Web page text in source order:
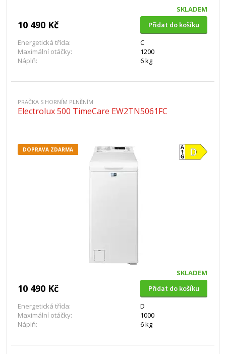
SKLADEM
10 490 Kč
Přidat do košíku
Energetická třída:
C
Maximální otáčky:
1200
Náplň:
6 kg
PRAČKA S HORNÍM PLNĚNÍM
Electrolux 500 TimeCare EW2TN5061FC
DOPRAVA ZDARMA
SKLADEM
10 490 Kč
Přidat do košíku
Energetická třída:
D
Maximální otáčky:
1000
Náplň:
6 kg